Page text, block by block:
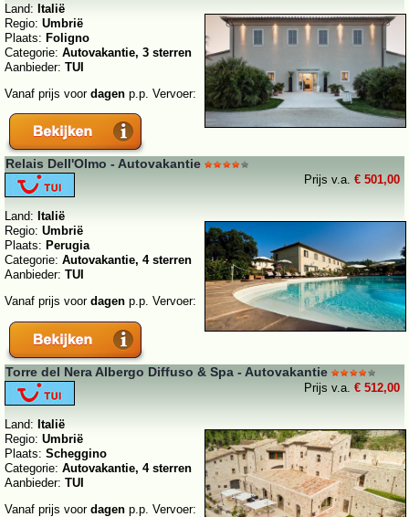
Land: Italië
Regio: Umbrië
Plaats: Foligno
Categorie: Autovakantie, 3 sterren
Aanbieder: TUI
Vanaf prijs voor dagen p.p. Vervoer:
Relais Dell'Olmo - Autovakantie
Prijs v.a. € 501,00
Land: Italië
Regio: Umbrië
Plaats: Perugia
Categorie: Autovakantie, 4 sterren
Aanbieder: TUI
Vanaf prijs voor dagen p.p. Vervoer:
Torre del Nera Albergo Diffuso & Spa - Autovakantie
Prijs v.a. € 512,00
Land: Italië
Regio: Umbrië
Plaats: Scheggino
Categorie: Autovakantie, 4 sterren
Aanbieder: TUI
Vanaf prijs voor dagen p.p. Vervoer: